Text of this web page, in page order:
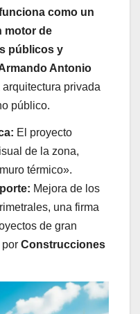
como un
motor de
públicos y
Antonio
privada
público.
El proyecto
de la zona,
térmico».
Mejora de los
una firma
de gran
Construcciones